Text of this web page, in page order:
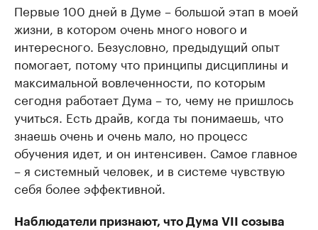
Первые 100 дней в Думе – большой этап в моей
жизни, в котором очень много нового и
интересного. Безусловно, предыдущий опыт
помогает, потому что принципы дисциплины и
максимальной вовлеченности, по которым
сегодня работает Дума – то, чему не пришлось
учиться. Есть драйв, когда ты понимаешь, что
знаешь очень и очень мало, но процесс
обучения идет, и он интенсивен. Самое главное
– я системный человек, и в системе чувствую
себя более эффективной.
Наблюдатели признают, что Дума VII созыва